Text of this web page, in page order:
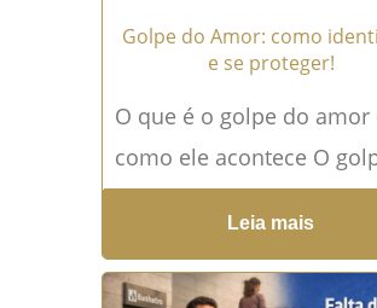
Golpe do Amor: como
e se proteger!
O que é o golpe do amor
como ele acontece O
amor é uma forma
e emocionalmente
destrutiva...Leia mais →
Leia mais